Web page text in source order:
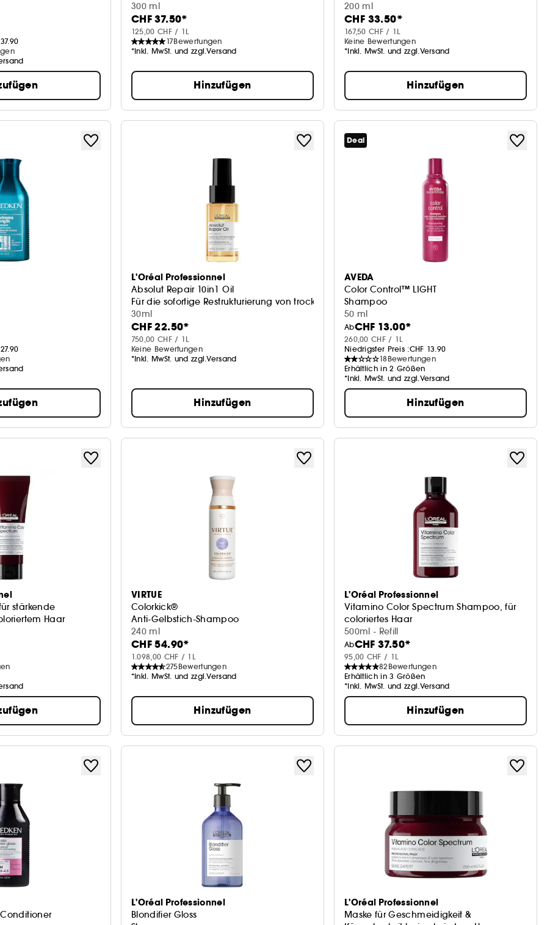
300 ml
CHF 37.50*
125,00 CHF / 1L
17Bewertungen
*Inkl. MwSt. und zzgl.Versand
Hinzufügen
200 ml
CHF 33.50*
167,50 CHF / 1L
Keine Bewertungen
*Inkl. MwSt. und zzgl.Versand
Hinzufügen
L'Oréal Professionnel
Absolut Repair 10in1 Oil
Für die sofortige Restrukturierung von trockene
30ml
CHF 22.50*
750,00 CHF / 1L
Keine Bewertungen
*Inkl. MwSt. und zzgl.Versand
Hinzufügen
Deal
AVEDA
Color Control™ LIGHT
Shampoo
50 ml
AbCHF 13.00*
260,00 CHF / 1L
Niedrigster Preis :CHF 13.90
18 Bewertungen
Erhältlich in 2 Größen
*Inkl. MwSt. und zzgl.Versand
Hinzufügen
stärkende
Haar
VIRTUE
Colorkick®
Anti-Gelbstich-Shampoo
240 ml
CHF 54.90*
1.098,00 CHF / 1L
275Bewertungen
*Inkl. MwSt. und zzgl.Versand
Hinzufügen
L'Oréal Professionnel
Vitamino Color Spectrum Shampoo, für
coloriertes Haar
Shampoo
500ml - Refill
AbCHF 37.50*
95,00 CHF / 1L
82 Bewertungen
Erhältlich in 3 Größen
*Inkl. MwSt. und zzgl.Versand
Hinzufügen
L'Oréal Professionnel
Blondifier Gloss
L'Oréal Professionnel
Maske für Geschmeidigkeit &